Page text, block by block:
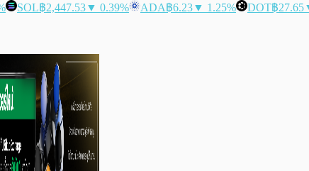
SOL฿2,447.53▼ 0.39% ADA฿6.23▼ 1.25% DOT฿27.65